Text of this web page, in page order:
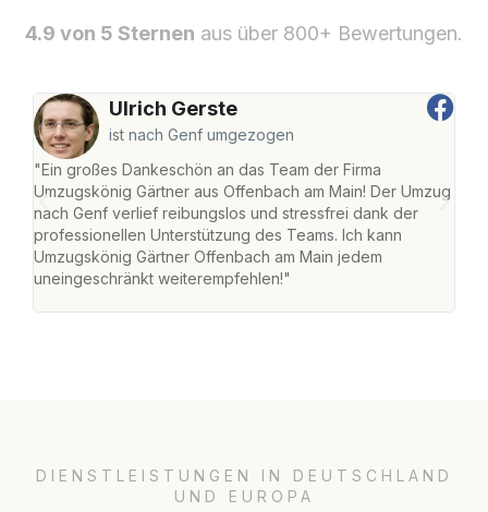
4.9 von 5 Sternen aus über 800+ Bewertungen.
Ulrich Gerste
ist nach Genf umgezogen
"Ein großes Dankeschön an das Team der Firma
Umzugskönig Gärtner aus Offenbach am Main! Der Umzug
nach Genf verlief reibungslos und stressfrei dank der
professionellen Unterstützung des Teams. Ich kann
Umzugskönig Gärtner Offenbach am Main jedem
uneingeschränkt weiterempfehlen!"
DIENSTLEISTUNGEN IN DEUTSCHLAND
UND EUROPA